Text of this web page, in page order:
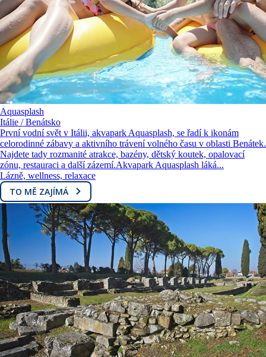
Aquasplash
Itálie / Benátsko
První vodní svět v Itálii, akvapark Aquasplash, se řadí k ikonám
celorodinné zábavy a aktivního trávení volného času v oblasti Benátek.
Najdete tady rozmanité atrakce, bazény, dětský koutek, opalovací
zónu, restauraci a další zázemí.Akvapark Aquasplash láká...
Lázně, wellness, relaxace
TO MĚ ZAJÍMÁ